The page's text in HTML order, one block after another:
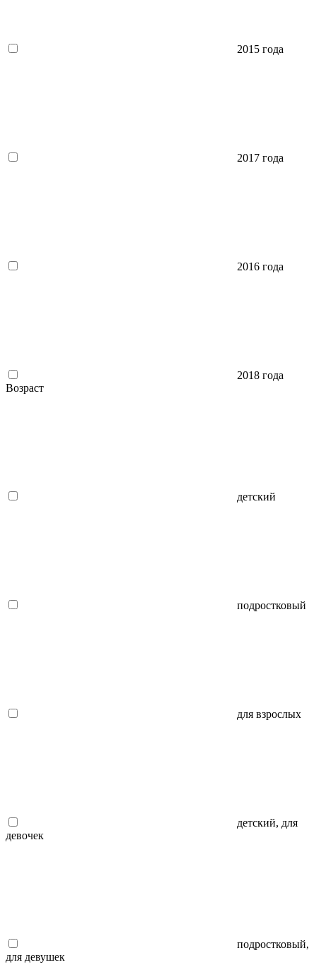
2015 года
2017 года
2016 года
2018 года
Возраст
детский
подростковый
для взрослых
детский, для
девочек
подростковый,
для девушек